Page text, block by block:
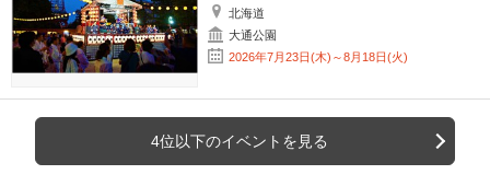
北海道
大通公園
2026年7月23日(木)～8月18日(火)
4位以下のイベントを見る